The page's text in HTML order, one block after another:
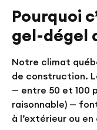
Pourquoi
gel-dégel
Notre climat
de construction.
— entre 50 et 100
raisonnable) —
à l’extérieur ou